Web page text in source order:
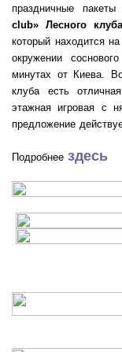
праздничные
club»
Лесного
который находится
окружении
минутах от Киева.
клуба есть
этажная игровая с
предложение
Подробнеездесь